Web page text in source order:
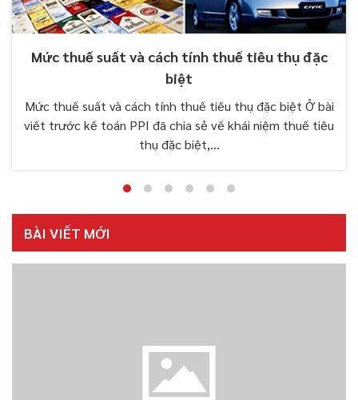
BÀI VIẾT MỚI
Mức thuế suất và cách tính thuế tiêu thụ đặc
biệt
Mức thuế suất và cách tính thuế tiêu thụ đặc biệt Ở bài
viết trước kế toán PPI đã chia sẻ về khái niệm thuế tiêu
thụ đặc biệt,...